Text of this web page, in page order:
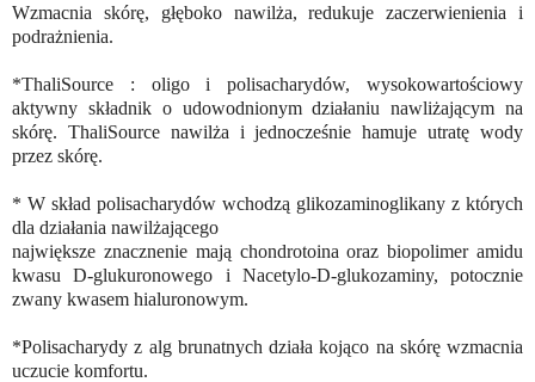
Wzmacnia skórę, głęboko nawilża, redukuje zaczerwienienia i
podrażnienia.
*ThaliSource : oligo i polisacharydów, wysokowartościowy
aktywny składnik o udowodnionym działaniu nawliżającym na
skórę. ThaliSource nawilża i jednocześnie hamuje utratę wody
przez skórę.
* W skład polisacharydów wchodzą glikozaminoglikany z których
dla działania nawilżającego
największe znacznenie mają chondrotoina oraz biopolimer amidu
kwasu D-glukuronowego i Nacetylo-D-glukozaminy, potocznie
zwany kwasem hialuronowym.
*Polisacharydy z alg brunatnych działa kojąco na skórę wzmacnia
uczucie komfortu.